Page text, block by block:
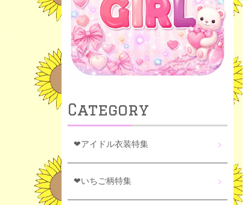
Category
❤アイドル衣装特集
❤いちご柄特集